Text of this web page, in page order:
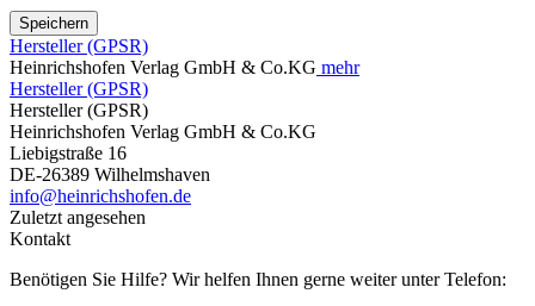
Speichern
Hersteller (GPSR)
Heinrichshofen Verlag GmbH & Co.KG mehr
Hersteller (GPSR)
Hersteller (GPSR)
Heinrichshofen Verlag GmbH & Co.KG
Liebigstraße 16
DE-26389 Wilhelmshaven
info@heinrichshofen.de
Zuletzt angesehen
Kontakt
Benötigen Sie Hilfe? Wir helfen Ihnen gerne weiter unter Telefon: